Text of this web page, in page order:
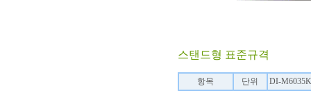
스탠드형 표준규격
항목 단위
DI-